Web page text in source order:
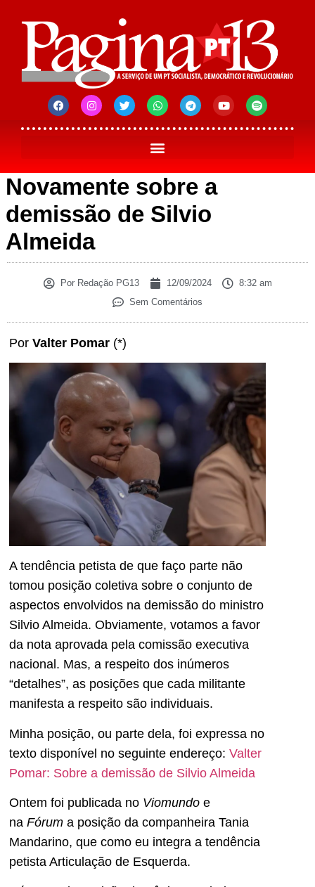
Novamente sobre a
demissão de Silvio
Almeida
PorRedação PG13 12/09/2024
8:32 am
Sem Comentários
Por Valter Pomar (*)
A tendência petista de que faço parte não
tomou posição coletiva sobre o conjunto de
aspectos envolvidos na demissão do ministro
Silvio Almeida. Obviamente, votamos a favor
da nota aprovada pela comissão executiva
nacional. Mas, a respeito dos inúmeros
“detalhes”, as posições que cada militante
manifesta a respeito são individuais.
Minha posição, ou parte dela, foi expressa no
texto disponível no seguinte endereço: Valter
Pomar: Sobre a demissão de Silvio Almeida
Ontem foi publicada no Viomundo e
na Fórum a posição da companheira Tania
Mandarino, que como eu integra a tendência
petista Articulação de Esquerda.